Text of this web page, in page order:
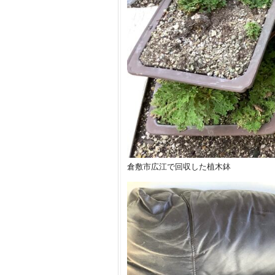
倉敷市広江で回収した植木鉢